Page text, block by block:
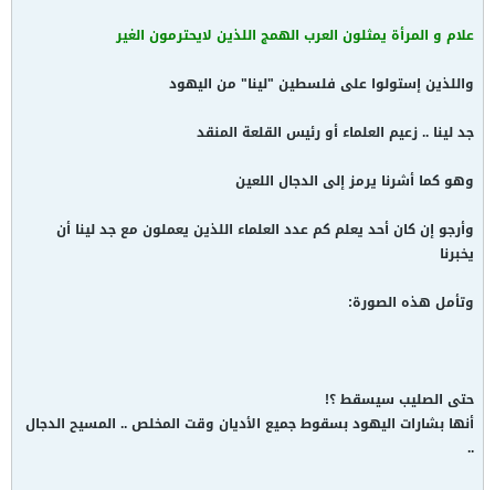
علام و المرأة يمثلون العرب الهمج اللذين لايحترمون الغير
واللذين إستولوا على فلسطين "لينا" من اليهود
جد لينا .. زعيم العلماء أو رئيس القلعة المنقد
وهو كما أشرنا يرمز إلى الدجال اللعين
وأرجو إن كان أحد يعلم كم عدد العلماء اللذين يعملون مع جد لينا أن
يخبرنا
وتأمل هذه الصورة:
حتى الصليب سيسقط ؟!
أنها بشارات اليهود بسقوط جميع الأديان وقت المخلص .. المسيح الدجال
..